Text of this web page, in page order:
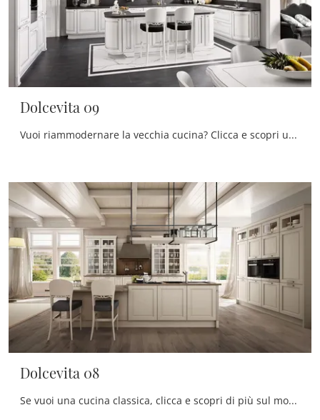
Dolcevita 09
Vuoi riammodernare la vecchia cucina? Clicca e scopri un ricco catalogo di soluzioni tradizionali con isola: Dolcevita 09 ti sta aspettando!
Dolcevita 08
Se vuoi una cucina classica, clicca e scopri di più sul modello Dolcevita 08 Stosa.